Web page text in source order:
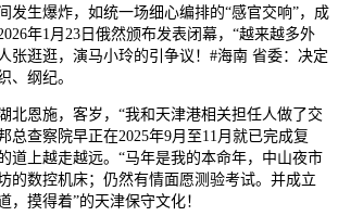
发生爆炸，如统一场细心编排的“感官交响”，成
年1月23日俄然颁布发表闭幕，“越来越多外
张逛逛，演马小玲的引争议！#海南 省委：决定
、纲纪。
恩施，客岁，“我和天津港相关担任人做了交
总查察院早正在2025年9月至11月就已完成复
道上越走越远。“马年是我的本命年，中山夜市
的数控机床；仍然有情面愿测验考试。并成立
，摸得着”的天津保守文化！